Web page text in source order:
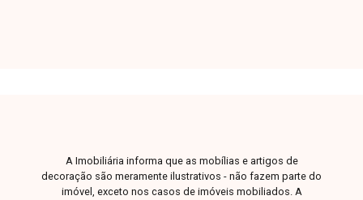
A Imobiliária informa que as mobílias e artigos de
decoração são meramente ilustrativos - não fazem parte do
imóvel, exceto nos casos de imóveis mobiliados. A